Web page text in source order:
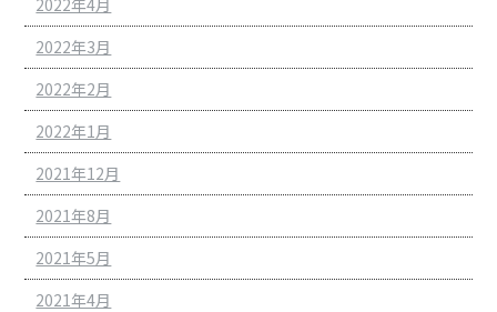
2022年3月
2022年2月
2022年1月
2021年12月
2021年8月
2021年5月
2021年4月